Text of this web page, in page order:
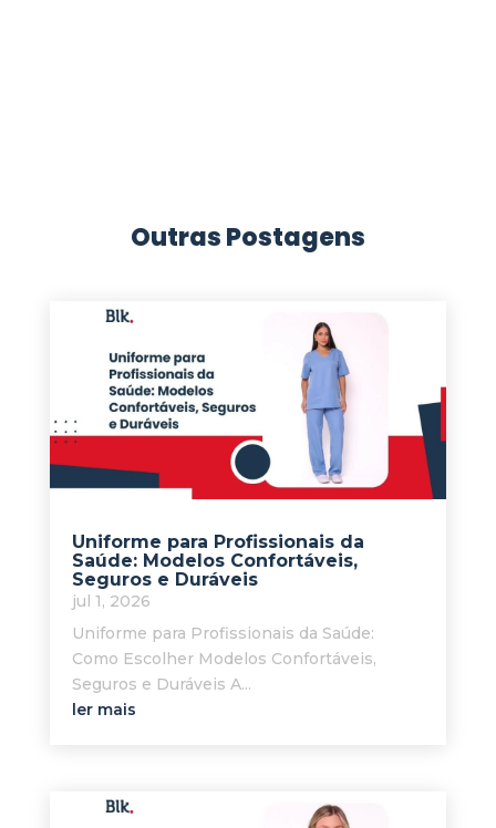
Outras Postagens
Uniforme para Profissionais da
Saúde: Modelos Confortáveis,
Seguros e Duráveis
jul 1, 2026
Uniforme para Profissionais da Saúde:
Como Escolher Modelos Confortáveis,
Seguros e Duráveis A...
ler mais